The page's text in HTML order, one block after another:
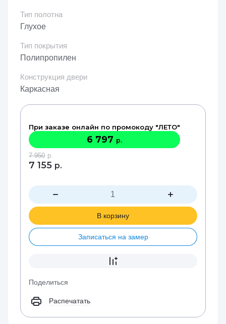
Тип полотна
Глухое
Тип покрытия
Полипропилен
Конструкция двери
Каркасная
При заказе онлайн по промокоду "ЛЕТО"
6 797 р.
7 950 р.
7 155 р.
В корзину
Записаться на замер
Поделиться
Распечатать